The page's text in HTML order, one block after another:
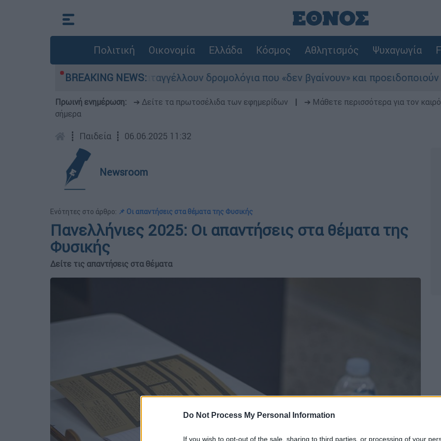
Do Not Process My Personal Information
If you wish to opt-out of the sale, sharing to third parties, or processing of your
Πολιτική Οικονομία Ελλάδα Κόσμος Αθλητισμός Ψυχαγωγία
BREAKING NEWS:
Οι οδηγοί της ΟΣΥ καταγγέλλουν δρομολόγια που «δεν βγαίνουν» και προειδοποιούν για
Πρωινή ενημέρωση: ➔ Δείτε τα πρωτοσέλιδα των εφημερίδων ➔ Μάθετε περισσότερα για τον
σήμερα
┋ Παιδεία ┋ 06.06.2025 11:32
Newsroom
Ενότητες στο άρθρο: 📌 Οι απαντήσεις στα θέματα της Φυσικής
Πανελλήνιες 2025: Οι απαντήσεις στα θέματα της
Φυσικής
Δείτε τις απαντήσεις στα θέματα